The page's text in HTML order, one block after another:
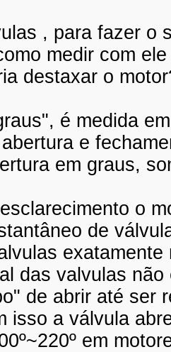
, para fazer o
medir com
destaxar o
é medida
e
em graus,
o
de
das valvulas
de abrir até ser
isso a válvula
em